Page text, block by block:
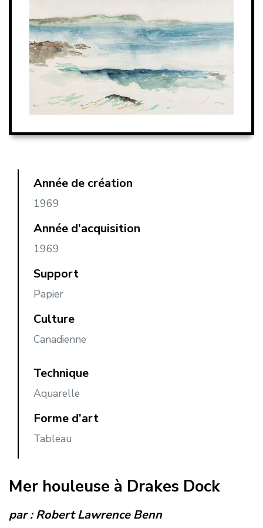
Année de création
1969
Année d’acquisition
1969
Support
Papier
Culture
Canadienne
Technique
Aquarelle
Forme d’art
Tableau
Mer houleuse à Drakes Dock
par :Robert Lawrence Benn